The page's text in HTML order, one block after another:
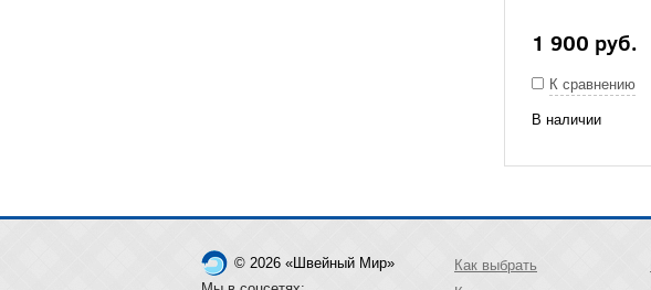
1 900 руб.
К сравнению
В наличии
© 2026 «Швейный Мир»
Как выбрать